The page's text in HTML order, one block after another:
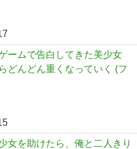
ームで告白してきた美少女
どんどん重くなっていく (フ
女を助けたら、俺と二人きり